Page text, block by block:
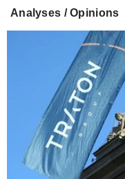
Analyses / Opinions